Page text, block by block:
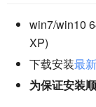
win7/win10
XP)
下载安装最
为保证安装